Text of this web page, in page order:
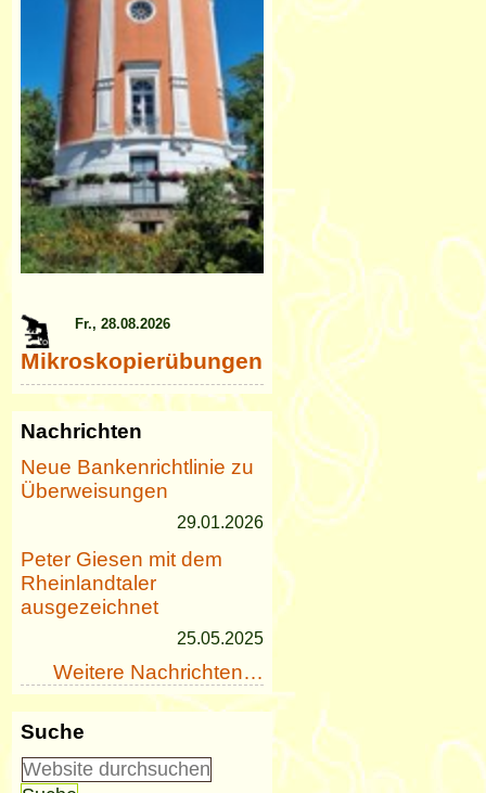
Fr., 28.08.2026
Mikroskopierübungen
Nachrichten
Neue Bankenrichtlinie zu
Überweisungen
29.01.2026
Peter Giesen mit dem
Rheinlandtaler
ausgezeichnet
25.05.2025
Weitere Nachrichten…
Suche